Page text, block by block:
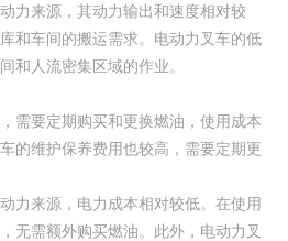
力来源，其动力输出和速度相对较
和车间的搬运需求。电动力叉车的低
和人流密集区域的作业。
需要定期购买和更换燃油，使用成本
的维护保养费用也较高，需要定期更
力来源，电力成本相对较低。在使用
无需额外购买燃油。此外，电动力叉